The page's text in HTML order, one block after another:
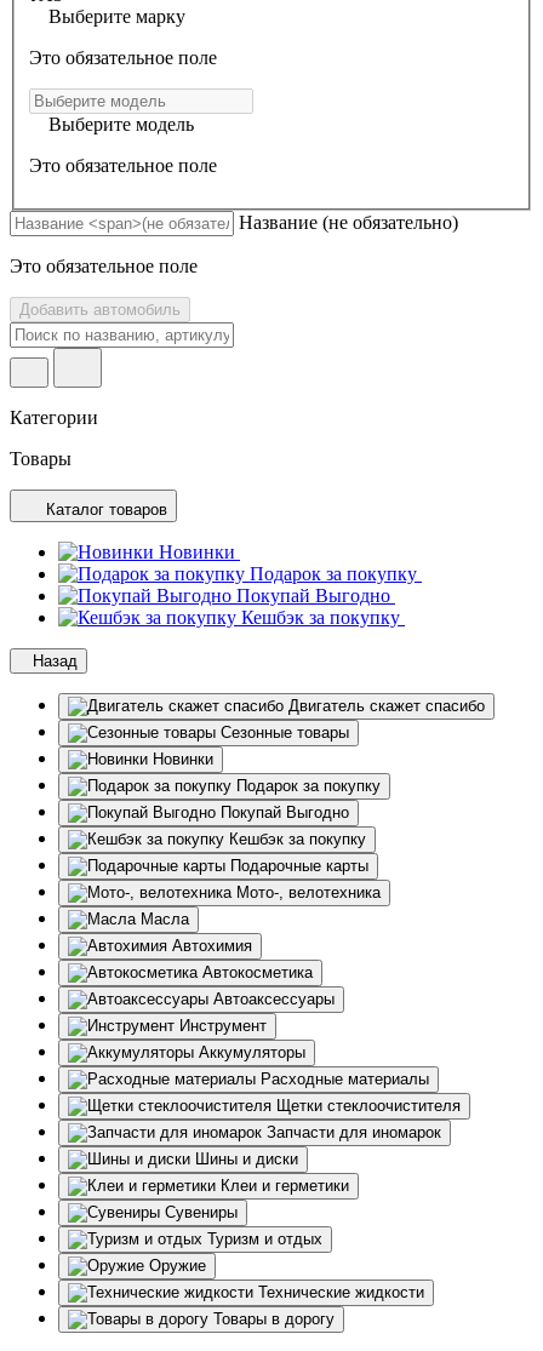
Выберите марку
Это обязательное поле
Выберите модель
Это обязательное поле
Название (не обязательно)
Это обязательное поле
Добавить автомобиль
Категории
Товары
Каталог товаров
Новинки
Подарок за покупку
Покупай Выгодно
Кешбэк за покупку
Назад
Двигатель скажет спасибо
Сезонные товары
Новинки
Подарок за покупку
Покупай Выгодно
Кешбэк за покупку
Подарочные карты
Мото-, велотехника
Масла
Автохимия
Автокосметика
Автоаксессуары
Инструмент
Аккумуляторы
Расходные материалы
Щетки стеклоочистителя
Запчасти для иномарок
Шины и диски
Клеи и герметики
Сувениры
Туризм и отдых
Оружие
Технические жидкости
Товары в дорогу